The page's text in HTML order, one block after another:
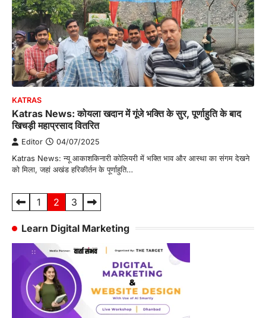
KATRAS
Katras News: कोयला खदान में गूंजे भक्ति के सुर, पूर्णाहुति के बाद
खिचड़ी महाप्रसाद वितरित
Editor 04/07/2025
Katras News: न्यू आकाशकिनारी कोलियरी में भक्ति भाव और आस्था का संगम देखने
को मिला, जहां अखंड हरिकीर्तन के पूर्णाहुति…
Posts
1 2 3
Learn Digital Marketing